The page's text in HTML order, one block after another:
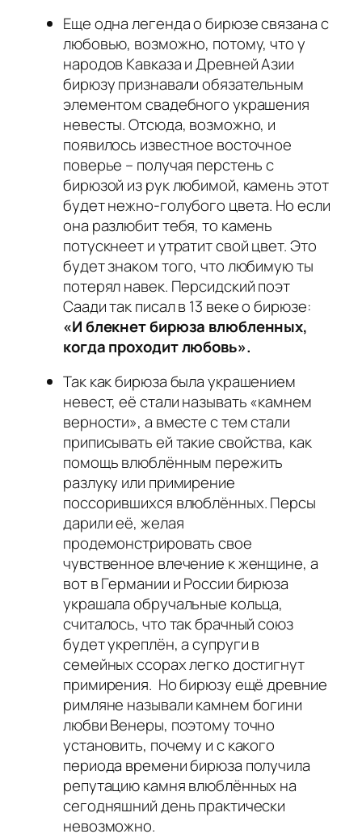
Еще одна легенда о бирюзе связана с
любовью, возможно, потому, что у
народов Кавказа и Древней Азии
бирюзу признавали обязательным
элементом свадебного украшения
невесты. Отсюда, возможно, и
появилось известное восточное
поверье – получая перстень с
бирюзой из рук любимой, камень этот
будет нежно-голубого цвета. Но если
она разлюбит тебя, то камень
потускнеет и утратит свой цвет. Это
будет знаком того, что любимую ты
потерял навек. Персидский поэт
Саади так писал в 13 веке о бирюзе:
«И блекнет бирюза влюбленных,
когда проходит любовь».
Так как бирюза была украшением
невест, её стали называть «камнем
верности», а вместе с тем стали
приписывать ей такие свойства, как
помощь влюблённым пережить
разлуку или примирение
поссорившихся влюблённых. Персы
дарили её, желая
продемонстрировать свое
чувственное влечение к женщине, а
вот в Германии и России бирюза
украшала обручальные кольца,
считалось, что так брачный союз
будет укреплён, а супруги в
семейных ссорах легко достигнут
примирения. Но бирюзу ещё древние
римляне называли камнем богини
любви Венеры, поэтому точно
установить, почему и с какого
периода времени бирюза получила
репутацию камня влюблённых на
сегодняшний день практически
невозможно.